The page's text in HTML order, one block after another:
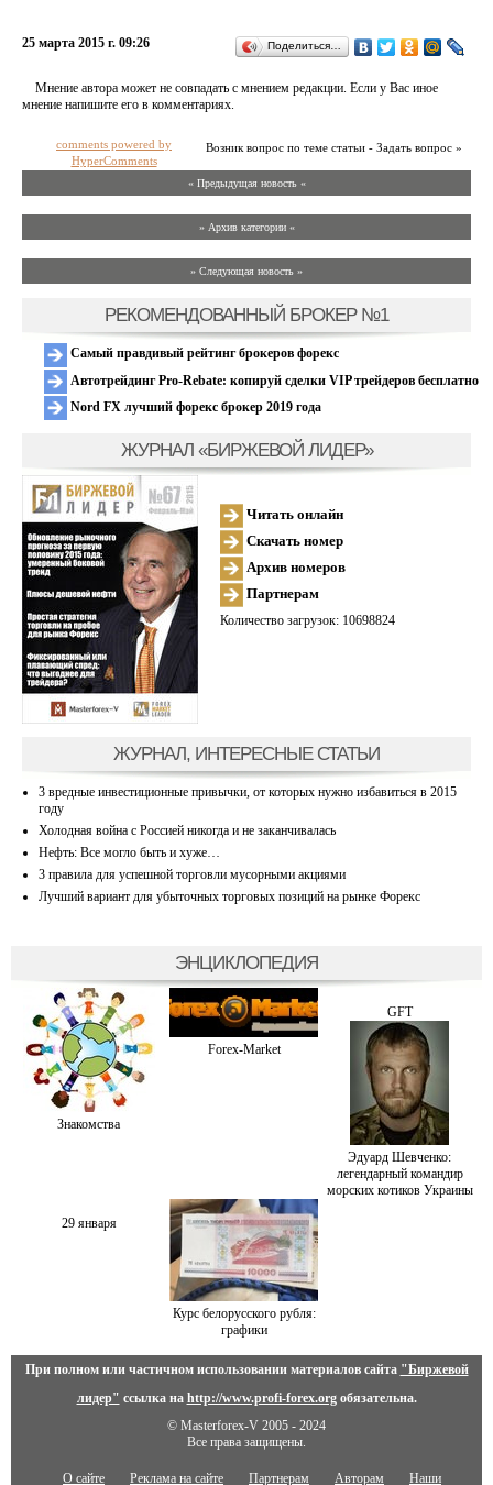
25 марта 2015 г. 09:26 Поделиться…
Мнение автора может не совпадать с мнением редакции. Если у Вас иное
мнение напишите его в комментариях.
Возник вопрос по теме статьи - Задать вопрос »
comments powered by
HyperComments
« Предыдущая новость «
» Архив категории «
» Следующая новость »
РЕКОМЕНДОВАННЫЙ БРОКЕР №1
Самый правдивый рейтинг брокеров форекс
Автотрейдинг Pro-Rebate: копируй сделки VIP трейдеров бесплатно
Nord FX лучший форекс брокер 2019 года
ЖУРНАЛ «БИРЖЕВОЙ ЛИДЕР»
Читать онлайн
Скачать номер
Архив номеров
Партнерам
Количество загрузок: 10698824
ЖУРНАЛ, ИНТЕРЕСНЫЕ СТАТЬИ
3 вредные инвестиционные привычки, от которых нужно избавиться в 2015
году
Холодная война с Россией никогда и не заканчивалась
Нефть: Все могло быть и хуже…
3 правила для успешной торговли мусорными акциями
Лучший вариант для убыточных торговых позиций на рынке Форекс
ЭНЦИКЛОПЕДИЯ
Знакомства
Forex-Market
GFT
Эдуард Шевченко:
легендарный командир
морских котиков Украины
29 января
Курс белорусского рубля:
графики
При полном или частичном использовании материалов сайта "Биржевой
лидер" ссылка на http://www.profi-forex.orgобязательна.
© Masterforex-V 2005 - 2024
Все права защищены.
О сайте Реклама на сайте Партнерам Авторам Наши